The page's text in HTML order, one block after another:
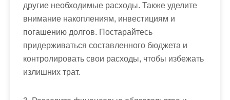
другие необходимые расходы. Также уделите
внимание накоплениям, инвестициям и
погашению долгов. Постарайтесь
придерживаться составленного бюджета и
контролировать свои расходы, чтобы избежать
излишних трат.